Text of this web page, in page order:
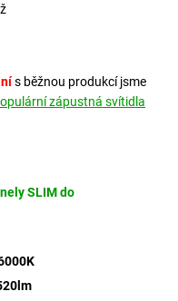
s běžnou produkcí jsme
zápustná svítidla
SLIM do